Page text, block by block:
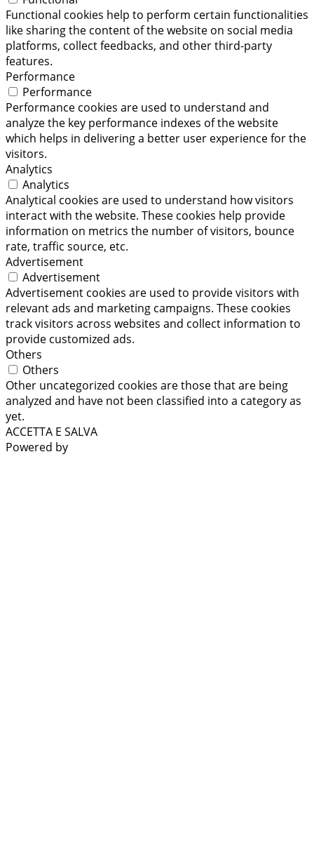
Functional cookies help to perform certain functionalities
like sharing the content of the website on social media
platforms, collect feedbacks, and other third-party
features.
Performance
Performance
Performance cookies are used to understand and
analyze the key performance indexes of the website
which helps in delivering a better user experience for the
visitors.
Analytics
Analytics
Analytical cookies are used to understand how visitors
interact with the website. These cookies help provide
information on metrics the number of visitors, bounce
rate, traffic source, etc.
Advertisement
Advertisement
Advertisement cookies are used to provide visitors with
relevant ads and marketing campaigns. These cookies
track visitors across websites and collect information to
provide customized ads.
Others
Others
Other uncategorized cookies are those that are being
analyzed and have not been classified into a category as
yet.
ACCETTA E SALVA
Powered by